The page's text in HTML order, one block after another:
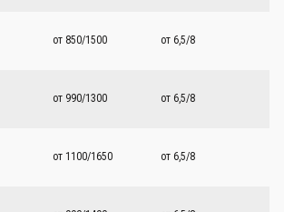
от 850/1500 от 6,5/8
от 990/1300 от 6,5/8
от 1100/1650 от 6,5/8